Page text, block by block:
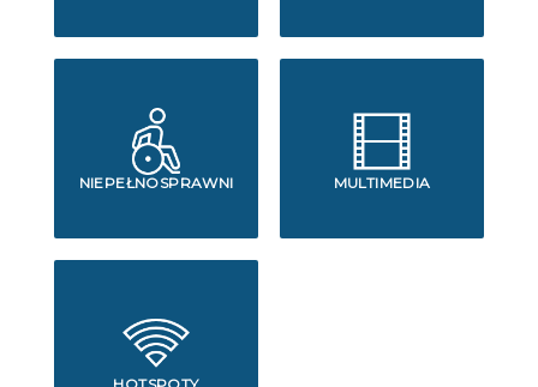
NIEPEŁNOSPRAWNI MULTIMEDIA